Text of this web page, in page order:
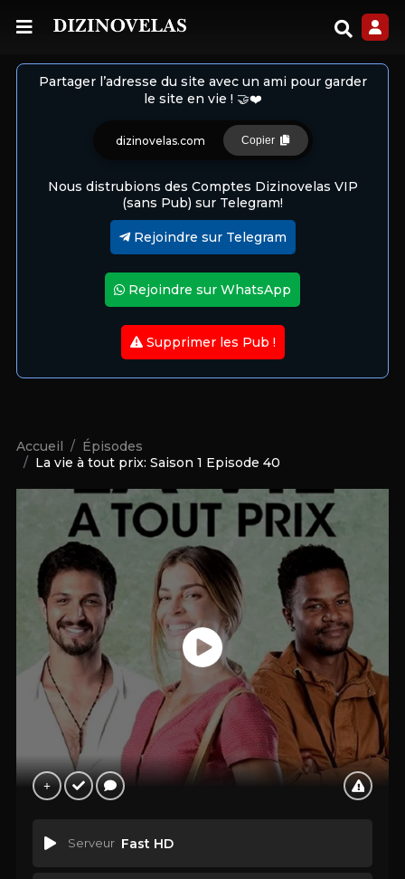
Partager l’adresse du site avec un ami pour garder
le site en vie ! 🤝❤️
dizinovelas.com Copier
Nous distrubions des Comptes Dizinovelas VIP
(sans Pub) sur Telegram!
Rejoindre sur Telegram
Rejoindre sur WhatsApp
Supprimer les Pub !
Accueil
Épisodes
La vie à tout prix: Saison 1 Episode 40
Serveur Fast HD